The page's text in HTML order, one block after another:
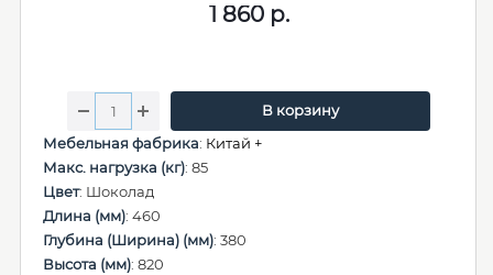
1 860р.
В корзину
Мебельная фабрика: Китай +
Макс. нагрузка (кг): 85
Цвет: Шоколад
Длина (мм): 460
Глубина (Ширина) (мм): 380
Высота (мм): 820